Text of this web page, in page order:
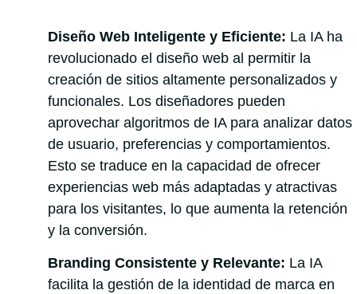
Diseño Web Inteligente y Eficiente: La IA ha
revolucionado el diseño web al permitir la
creación de sitios altamente personalizados y
funcionales. Los diseñadores pueden
aprovechar algoritmos de IA para analizar datos
de usuario, preferencias y comportamientos.
Esto se traduce en la capacidad de ofrecer
experiencias web más adaptadas y atractivas
para los visitantes, lo que aumenta la retención
y la conversión.
Branding Consistente y Relevante: La IA
facilita la gestión de la identidad de marca en